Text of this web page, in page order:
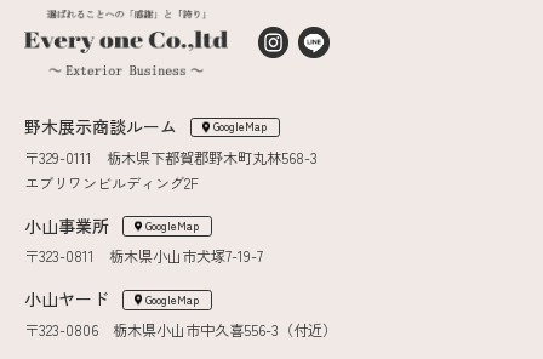
野木展示商談ルーム GoogleMap
〒329-0111 栃木県下都賀郡野木町丸林568-3
エブリワンビルディング2F
小山事業所 GoogleMap
〒323-0811 栃木県小山市犬塚7-19-7
小山ヤード GoogleMap
〒323-0806 栃木県小山市中久喜556-3（付近）